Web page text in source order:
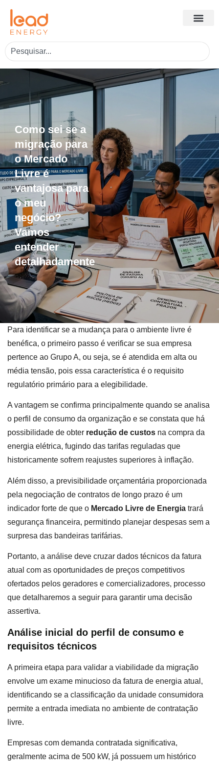
Como sei se a
migração para
o Mercado
Livre é
vantajosa para
o meu
negócio?
Vamos
entender
detalhadamente
Para identificar se a mudança para o ambiente livre é
benéfica, o primeiro passo é verificar se sua empresa
pertence ao Grupo A, ou seja, se é atendida em alta ou
média tensão, pois essa característica é o requisito
regulatório primário para a elegibilidade.
A vantagem se confirma principalmente quando se analisa
o perfil de consumo da organização e se constata que há
possibilidade de obter redução de custos na compra da
energia elétrica, fugindo das tarifas reguladas que
historicamente sofrem reajustes superiores à inflação.
Além disso, a previsibilidade orçamentária proporcionada
pela negociação de contratos de longo prazo é um
indicador forte de que o Mercado Livre de Energia trará
segurança financeira, permitindo planejar despesas sem a
surpresa das bandeiras tarifárias.
Portanto, a análise deve cruzar dados técnicos da fatura
atual com as oportunidades de preços competitivos
ofertados pelos geradores e comercializadores, processo
que detalharemos a seguir para garantir uma decisão
assertiva.
Análise inicial do perfil de consumo e
requisitos técnicos
A primeira etapa para validar a viabilidade da migração
envolve um exame minucioso da fatura de energia atual,
identificando se a classificação da unidade consumidora
permite a entrada imediata no ambiente de contratação
livre.
Empresas com demanda contratada significativa,
geralmente acima de 500 kW, já possuem um histórico